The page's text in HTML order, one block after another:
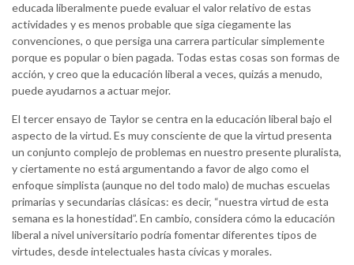
educada liberalmente puede evaluar el valor relativo de estas
actividades y es menos probable que siga ciegamente las
convenciones, o que persiga una carrera particular simplemente
porque es popular o bien pagada. Todas estas cosas son formas de
acción, y creo que la educación liberal a veces, quizás a menudo,
puede ayudarnos a actuar mejor.
El tercer ensayo de Taylor se centra en la educación liberal bajo el
aspecto de la virtud. Es muy consciente de que la virtud presenta
un conjunto complejo de problemas en nuestro presente pluralista,
y ciertamente no está argumentando a favor de algo como el
enfoque simplista (aunque no del todo malo) de muchas escuelas
primarias y secundarias clásicas: es decir, “nuestra virtud de esta
semana es la honestidad”. En cambio, considera cómo la educación
liberal a nivel universitario podría fomentar diferentes tipos de
virtudes, desde intelectuales hasta cívicas y morales.